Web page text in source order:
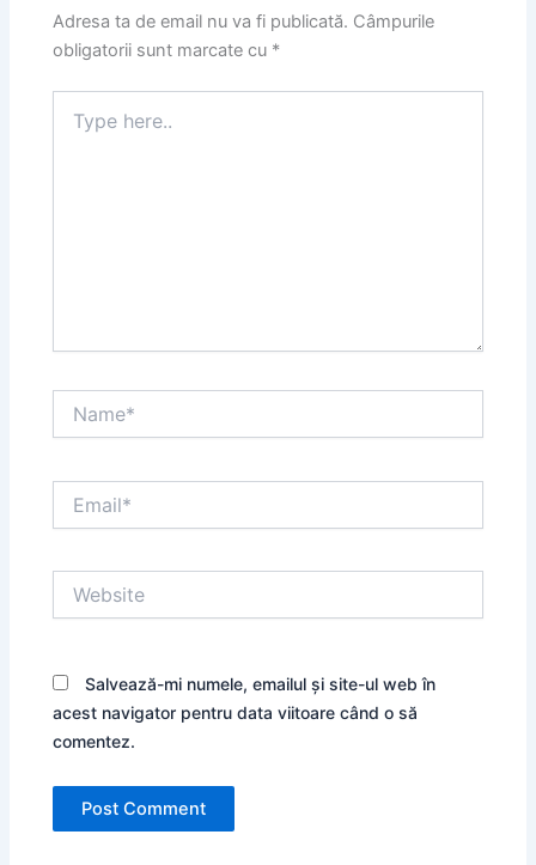
Adresa ta de email nu va fi publicată. Câmpurile
obligatorii sunt marcate cu *
here..
Salvează-mi numele, emailul și site-ul web în
acest navigator pentru data viitoare când o să
comentez.